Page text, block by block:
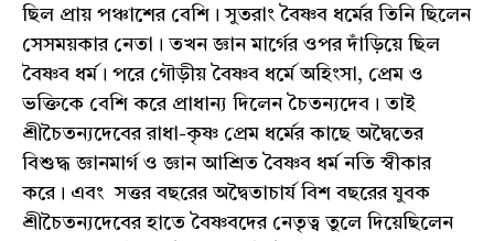
ছিল প্রায় পঞ্চাশের বেশি। সুতরাং বৈষ্ণব ধর্মের তিনি ছিলেন
সেসময়কার নেতা। তখন জ্ঞান মার্গের ওপর দাঁড়িয়ে ছিল
বৈষ্ণব ধর্ম। পরে গৌড়ীয় বৈষ্ণব ধর্মে অহিংসা, প্রেম ও
ভক্তিকে বেশি করে প্রাধান্য দিলেন চৈতন্যদেব। তাই
শ্রীচৈতন্যদেবের রাধা-কৃষ্ণ প্রেম ধর্মের কাছে অদ্বৈতের
বিশুদ্ধ জ্ঞানমার্গ ও জ্ঞান আশ্রিত বৈষ্ণব ধর্ম নতি স্বীকার
করে। এবং সত্তর বছরের অদ্বৈতাচার্য বিশ বছরের যুবক
শ্রীচৈতন্যদেবের হাতে বৈষ্ণবদের নেতৃত্ব তুলে দিয়েছিলেন